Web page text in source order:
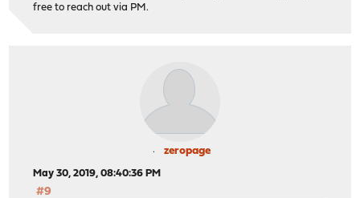
free to reach out via PM.
zeropage
May 30, 2019, 08:40:36 PM
#9